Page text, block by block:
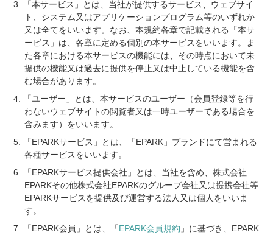
「本サービス」とは、当社が提供するサービス、ウェブサイ
ト、システム又はアプリケーションプログラム等のいずれか
又は全てをいいます。なお、本規約各章で記載される「本サ
ービス」は、各章に定める個別の本サービスをいいます。ま
た各章における本サービスの機能には、その時点において未
提供の機能又は過去に提供を停止又は中止している機能を含
む場合があります。
「ユーザー」とは、本サービスのユーザー（会員登録等を行
わないウェブサイトの閲覧者又は一時ユーザーである場合を
含みます）をいいます。
「EPARKサービス」とは、「EPARK」ブランドにて営まれる
各種サービスをいいます。
「EPARKサービス提供会社」とは、当社を含め、株式会社
EPARKその他株式会社EPARKのグループ会社又は提携会社等
EPARKサービスを提供及び運営する法人又は個人をいいま
す。
「EPARK会員」とは、「EPARK会員規約 」に基づき、EPARK